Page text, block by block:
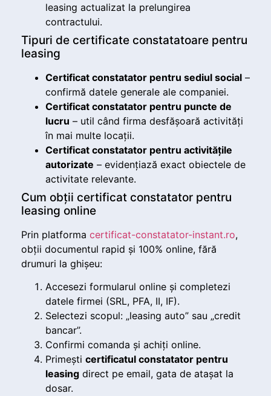
leasing actualizat la prelungirea
contractului.
Tipuri de certificate constatatoare pentru
leasing
Certificat constatator pentru sediul social –
confirmă datele generale ale companiei.
Certificat constatator pentru puncte de
lucru – util când firma desfășoară activități
în mai multe locații.
Certificat constatator pentru activitățile
autorizate – evidențiază exact obiectele de
activitate relevante.
Cum obții certificat constatator pentru
leasing online
Prin platforma certificat-constatator-instant.ro,
obții documentul rapid și 100% online, fără
drumuri la ghișeu:
Accesezi formularul online și completezi
datele firmei (SRL, PFA, II, IF).
Selectezi scopul: „leasing auto” sau „credit
bancar”.
Confirmi comanda și achiți online.
Primești certificatul constatator pentru
leasing direct pe email, gata de atașat la
dosar.